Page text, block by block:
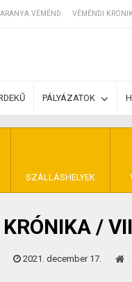
VÉMÉND VÉMÉNDI
PÁLYÁZATOK
SZÁLLÁSHELYEK
/
2021. december 17.